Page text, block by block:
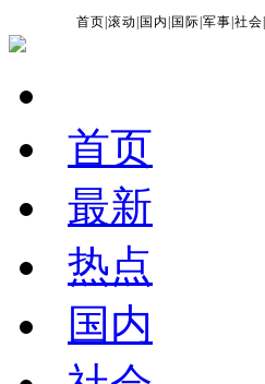
首页 |滚动 国内 国际 |军事 |社会
首页
最新
热点
国内